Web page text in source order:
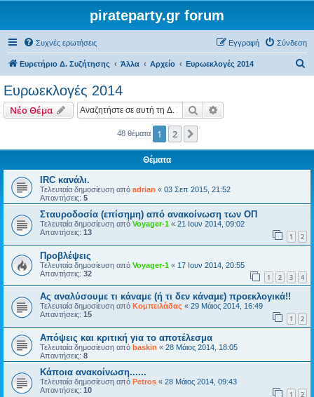
pirateparty.gr forum
Συχνές ερωτήσεις Σύνδεση
Εγγραφή
Ευρετήριο Δ. Συζήτησης Άλλα Αρχείο Ευρωεκλογές 2014
Ευρωεκλογές 2014
Νέο Θέμα Αναζήτηση
48 θέματα 1 2
Θέματα
IRC κανάλι.
Τελευταία δημοσίευση από adrian « 03 Σεπ 2015, 21:52
Απαντήσεις: 5
Σταυροδοσία (επίσημη) από ανακοίνωση των ΟΠ
Τελευταία δημοσίευση από Voyager-1 « 21 Ιουν 2014, 09:02
Απαντήσεις: 13 1 2
Προβλέψεις
Τελευταία δημοσίευση από Voyager-1 « 17 Ιουν 2014, 20:55
Απαντήσεις: 32 1 2 3 4
Ας αναλύσουμε τι κάναμε (ή τι δεν κάναμε) προεκλογικά!!
Τελευταία δημοσίευση από Κομπειλάδας « 29 Μάιος 2014, 16:49
Απαντήσεις: 15 1 2
Απόψεις και κριτική για το αποτέλεσμα
Τελευταία δημοσίευση από baskin « 28 Μάιος 2014, 18:05
Απαντήσεις: 8
Κάποια ανακοίνωση......
Τελευταία δημοσίευση από Petros « 28 Μάιος 2014, 09:43
Απαντήσεις: 10 1 2